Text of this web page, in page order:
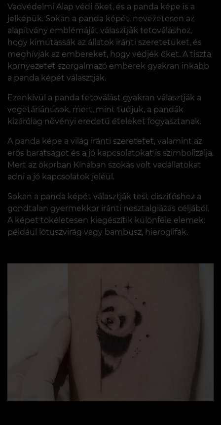
Vadvédelmi Alap védi őket, és a panda képe is a
jelképük. Sokan a panda képét, nevezetesen az
alapítvány emblémáját választják tetováláshoz,
hogy kimutassák az állatok iránti szeretetüket, és
meghívják az embereket, hogy védjék őket. A tiszta
környezetet szorgalmazó emberek gyakran inkább
a panda képét választják.
Ezenkívül a panda tetoválást gyakran választják a
vegetáriánusok, mert, mint tudjuk, a pandák
kizárólag növényi eredetű ételeket fogyasztanak.
A panda képe a világ iránti szeretetet, valamint az
erős barátságot és a jó kapcsolatokat is szimbolizálja.
Mert az ókorban Kínában szokás volt vadállatokat
adni a jó kapcsolatok jeléül.
Sokan a panda képét választják test diszitéshez a
gondtalan gyermekkor iránti nosztalgiázás céljából.
A képet tökéletesen kiegészítik különféle elemek:
például lótuszvirág vagy bambusz, hieroglifák.